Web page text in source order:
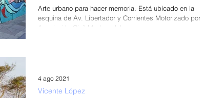
Arte urbano para hacer memoria. Está ubicado en la
esquina de Av. Libertador y Corrientes Motorizado por la
Asociación Civil Madres del...
Vicente López
4 ago 2021